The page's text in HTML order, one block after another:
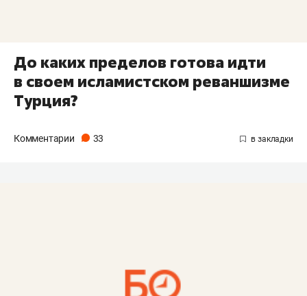
До каких пределов готова идти
в своем исламистском реваншизме
Турция?
Комментарии 33